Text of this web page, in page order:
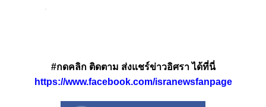
#กดคลิก ติดตาม ส่งแชร์ข่าวอิศรา ได้ที่นี่
https://www.facebook.com/isranewsfanpage